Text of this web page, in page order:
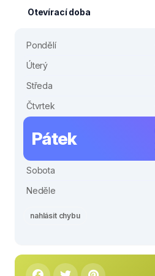
Otevírací doba
Pondělí
Úterý
Středa
Čtvrtek
Pátek
Sobota
Neděle
nahlásit chybu